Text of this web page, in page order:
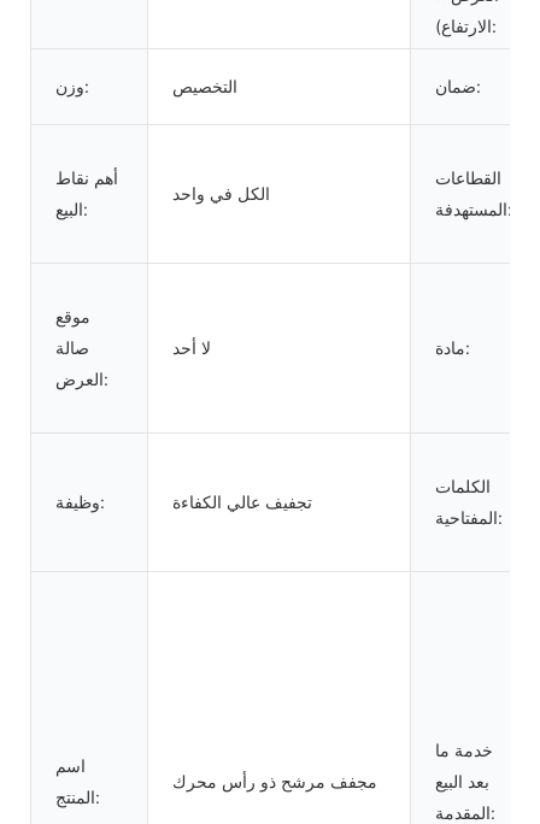
الارتفاع):
وزن: التخصيص ضمان:
أهم نقاط
البيع:
الكل في واحد
القطاعات
المستهدفة:
موقع
صالة
العرض:
لا أحد مادة:
وظيفة: تجفيف عالي الكفاءة
الكلمات
المفتاحية:
اسم
المنتج:
مجفف مرشح ذو رأس محرك
خدمة ما
بعد البيع
المقدمة: